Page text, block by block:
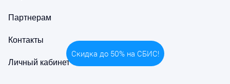
Партнерам
Контакты
Личный кабинет СБИС
Скидка до 50% на СБИС!